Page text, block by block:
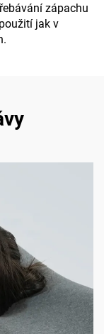
zápachu
jak v